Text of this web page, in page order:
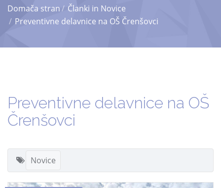
Domača stran
Članki in Novice
Preventivne delavnice na OŠ Črenšovci
Preventivne delavnice na OŠ
Črenšovci
Novice